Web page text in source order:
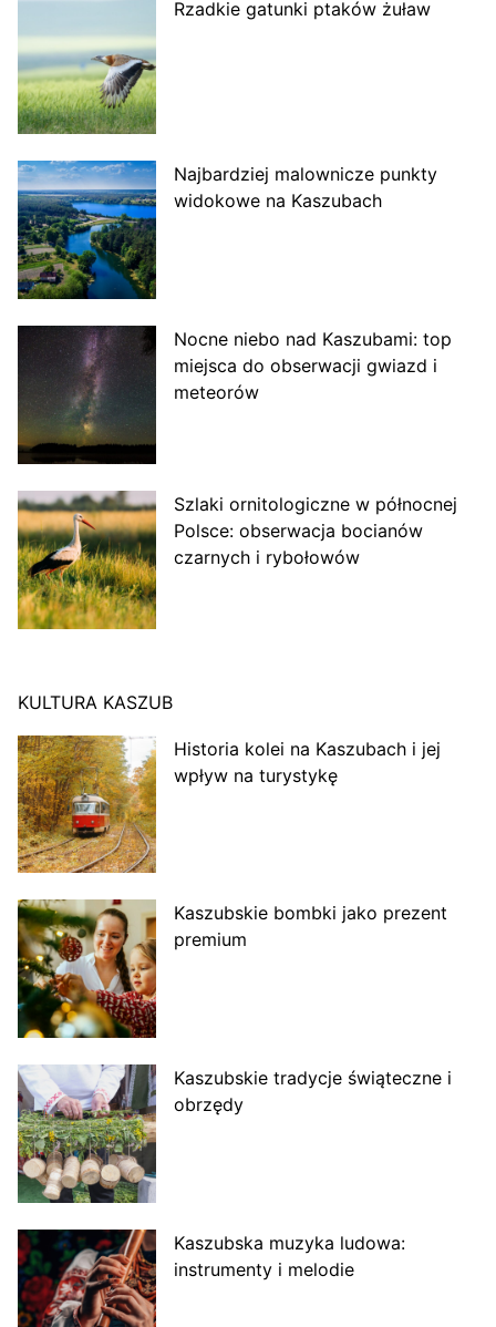
Rzadkie gatunki ptaków żuław
Najbardziej malownicze punkty
widokowe na Kaszubach
Nocne niebo nad Kaszubami: top
miejsca do obserwacji gwiazd i
meteorów
Szlaki ornitologiczne w północnej
Polsce: obserwacja bocianów
czarnych i rybołowów
KULTURA KASZUB
Historia kolei na Kaszubach i jej
wpływ na turystykę
Kaszubskie bombki jako prezent
premium
Kaszubskie tradycje świąteczne i
obrzędy
Kaszubska muzyka ludowa:
instrumenty i melodie